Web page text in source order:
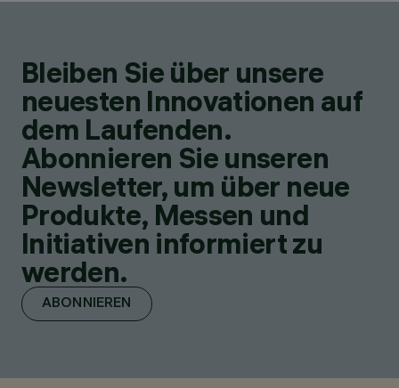
Bleiben Sie über unsere
neuesten Innovationen auf
dem Laufenden.
Abonnieren Sie unseren
Newsletter, um über neue
Produkte, Messen und
Initiativen informiert zu
werden.
ABONNIEREN